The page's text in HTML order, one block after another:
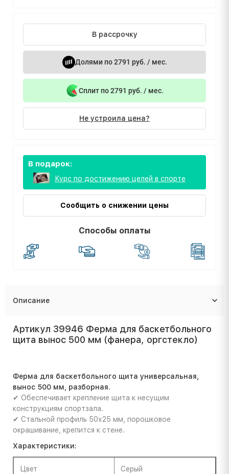
В рассрочку
Долями по 2791 руб. / мес.
Сплит по 2791 руб. / мес.
Не устроила цена?
В подарок:
Курс по достижению целей в спорте
Сообщить о снижении цены
Способы оплаты
Описание
Артикул 39946 Ферма для баскетбольного
щита вынос 500 мм (фанера, оргстекло)
Ферма для баскетбольного щита универсальная,
вынос 500 мм, разборная.
✔ Обеспечивает крепление щита к несущим
конструкциям спортзала.
✔ Стальной профиль 50х25 мм, порошковое
окрашивание, крепится к стене.
Характеристики:
Цвет Серый